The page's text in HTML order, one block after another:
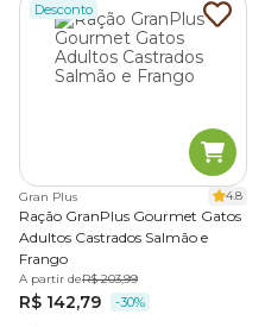
Desconto
Gran Plus 4.8
Ração GranPlus Gourmet Gatos
Adultos Castrados Salmão e
Frango
A partir deR$ 203,99
R$ 142,79 -30%